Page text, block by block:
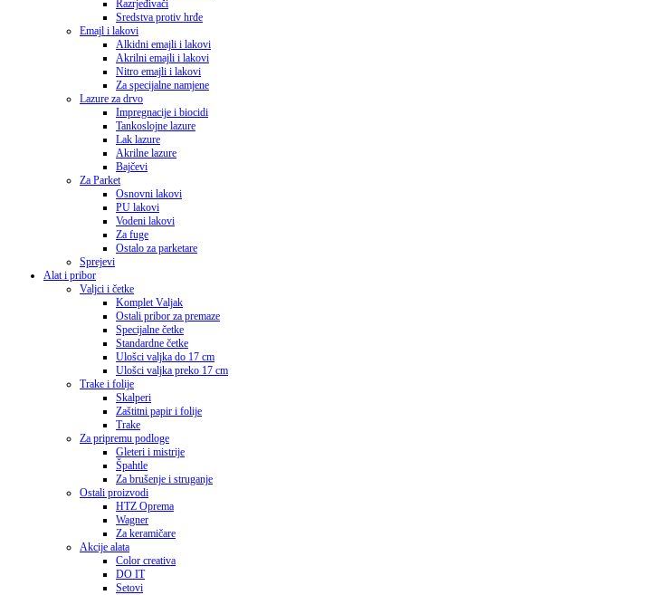
Razrjeđivači
Sredstva protiv hrđe
Emajl i lakovi
Alkidni emajli i lakovi
Akrilni emajli i lakovi
Nitro emajli i lakovi
Za specijalne namjene
Lazure za drvo
Impregnacije i biocidi
Tankoslojne lazure
Lak lazure
Akrilne lazure
Bajčevi
Za Parket
Osnovni lakovi
PU lakovi
Vodeni lakovi
Za fuge
Ostalo za parketare
Sprejevi
Alat i pribor
Valjci i četke
Komplet Valjak
Ostali pribor za premaze
Specijalne četke
Standardne četke
Ulošci valjka do 17 cm
Ulošci valjka preko 17 cm
Trake i folije
Skalperi
Zaštitni papir i folije
Trake
Za pripremu podloge
Gleteri i mistrije
Špahtle
Za brušenje i struganje
Ostali proizvodi
HTZ Oprema
Wagner
Za keramičare
Akcije alata
Color creativa
DO IT
Setovi